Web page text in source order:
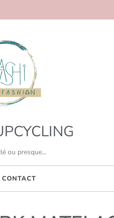
ou presque...
CONTACT